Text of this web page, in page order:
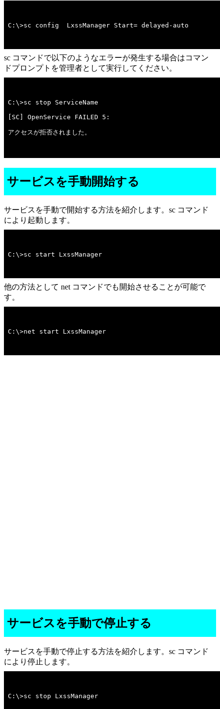
C:\>sc config  LxssManager Start= delayed-auto
sc コマンドで以下のようなエラーが発生する場合はコマン
ドプロンプトを管理者として実行してください。
アクセスが拒否されました。
サービスを手動開始する
サービスを手動で開始する方法を紹介します。sc コマンド
により起動します。
C:\>sc start LxssManager
他の方法として net コマンドでも開始させることが可能で
す。
C:\>net start LxssManager
サービスを手動で停止する
サービスを手動で停止する方法を紹介します。sc コマンド
により停止します。
C:\>sc stop LxssManager